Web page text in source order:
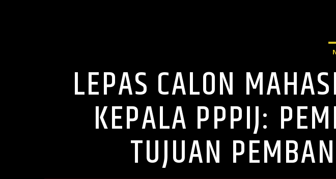
LEPAS CALON
KEPALA PPPIJ:
TUJUAN